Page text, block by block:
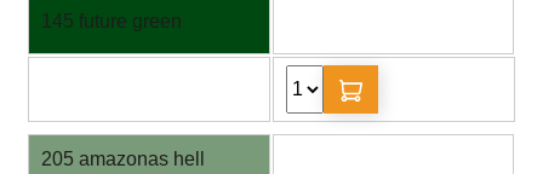
145 future green
205 amazonas hell